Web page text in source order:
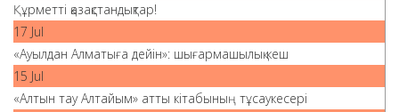
Құрметті қазақстандықтар!
17 Jul
«Ауылдан Алматыға дейін»: шығармашылық кеш
15 Jul
«Алтын тау Алтайым» атты кітабының тұсаукесері